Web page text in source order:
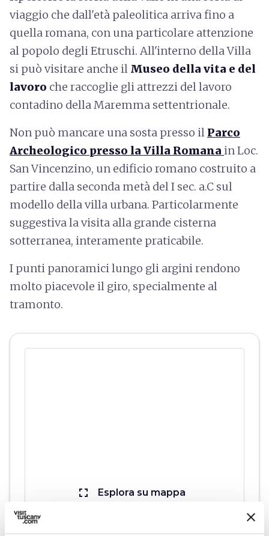
viaggio che dall'età paleolitica arriva fino a
quella romana, con una particolare attenzione
al popolo degli Etruschi. All'interno della Villa
si può visitare anche il Museo della vita e del
lavoro che raccoglie gli attrezzi del lavoro
contadino della Maremma settentrionale.
Non può mancare una sosta presso il Parco
Archeologico presso la Villa Romana in Loc.
San Vincenzino, un edificio romano costruito a
partire dalla seconda metà del I sec. a.C sul
modello della villa urbana. Particolarmente
suggestiva la visita alla grande cisterna
sotterranea, interamente praticabile.
I punti panoramici lungo gli argini rendono
molto piacevole il giro, specialmente al
tramonto.
fullscreen Esplora su mappa